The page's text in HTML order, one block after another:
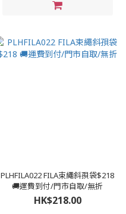
PLHFILA022 FILA束繩斜孭袋$218
🚚運費到付/門市自取/無折
HK$218.00